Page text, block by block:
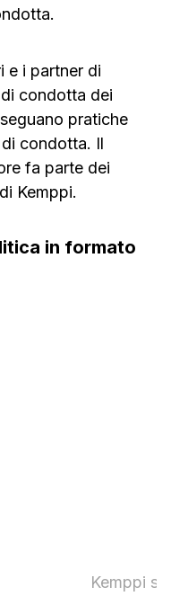
e i partner di
condotta dei
pratiche
condotta. Il
fa parte dei
Kemppi.
in formato
Kemppi si